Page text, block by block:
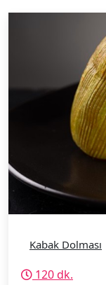
Kabak Dolması
120 dk.